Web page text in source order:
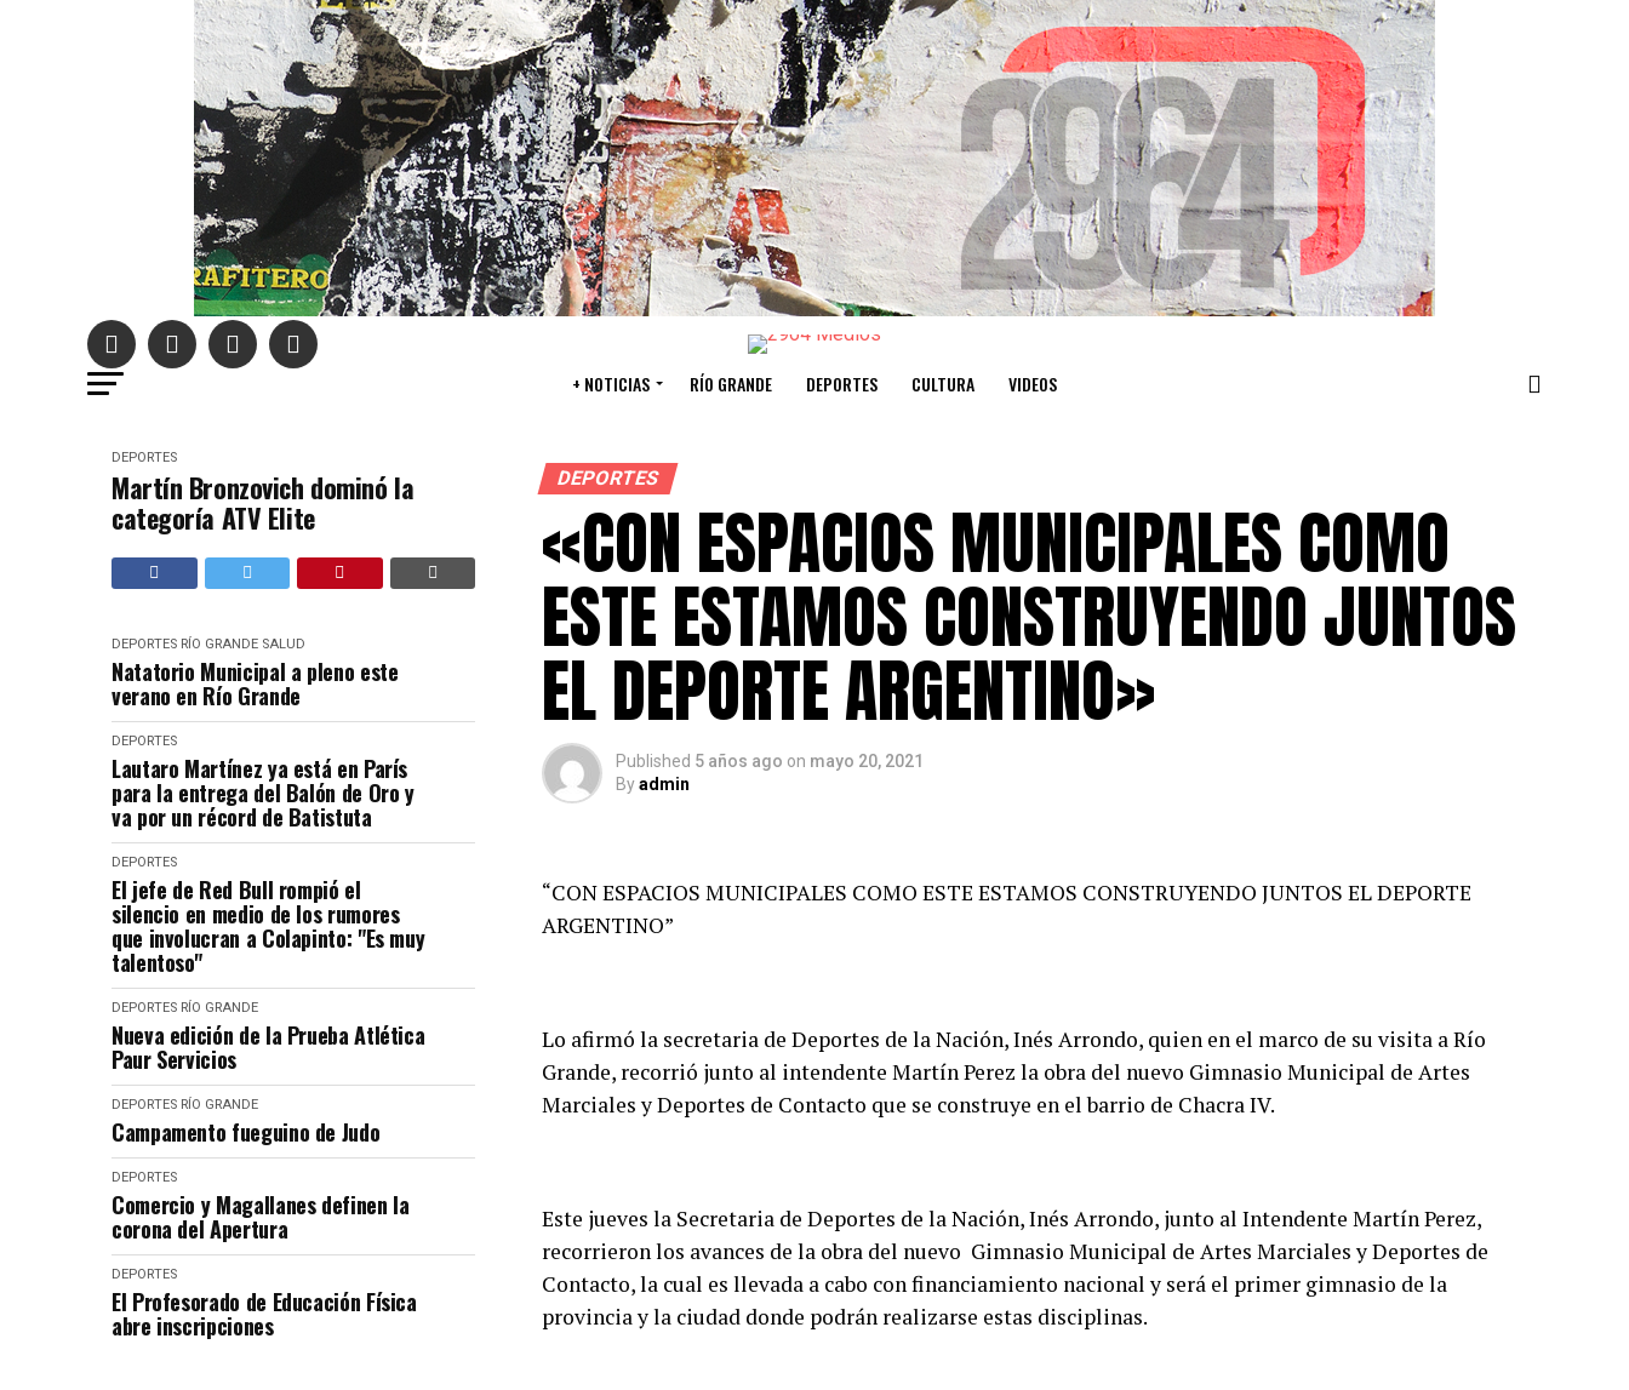
+ NOTICIAS RÍO GRANDE DEPORTES CULTURA VIDEOS
DEPORTES
Martín Bronzovich dominó la
categoría ATV Elite
DEPORTES RÍO GRANDE SALUD
Natatorio Municipal a pleno este
verano en Río Grande
DEPORTES
Lautaro Martínez ya está en París
para la entrega del Balón de Oro y
va por un récord de Batistuta
DEPORTES
El jefe de Red Bull rompió el
silencio en medio de los rumores
que involucran a Colapinto: "Es muy
talentoso"
DEPORTES RÍO GRANDE
Nueva edición de la Prueba Atlética
Paur Servicios
DEPORTES RÍO GRANDE
Campamento fueguino de Judo
DEPORTES
Comercio y Magallanes definen la
corona del Apertura
DEPORTES
El Profesorado de Educación Física
abre inscripciones
DEPORTES
«CON ESPACIOS MUNICIPALES COMO
ESTE ESTAMOS CONSTRUYENDO JUNTOS
EL DEPORTE ARGENTINO»
Published 5 años ago on mayo 20, 2021
Byadmin
“CON ESPACIOS MUNICIPALES COMO ESTE ESTAMOS CONSTRUYENDO JUNTOS EL DEPORTE
ARGENTINO”
Lo afirmó la secretaria de Deportes de la Nación, Inés Arrondo, quien en el marco de su visita a Río
Grande, recorrió junto al intendente Martín Perez la obra del nuevo Gimnasio Municipal de Artes
Marciales y Deportes de Contacto que se construye en el barrio de Chacra IV.
Este jueves la Secretaria de Deportes de la Nación, Inés Arrondo, junto al Intendente Martín Perez,
recorrieron los avances de la obra del nuevo Gimnasio Municipal de Artes Marciales y Deportes de
Contacto, la cual es llevada a cabo con financiamiento nacional y será el primer gimnasio de la
provincia y la ciudad donde podrán realizarse estas disciplinas.